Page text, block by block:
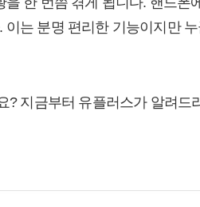
는 분명 편리한 기능이지만
? 지금부터 유플러스가 알려드